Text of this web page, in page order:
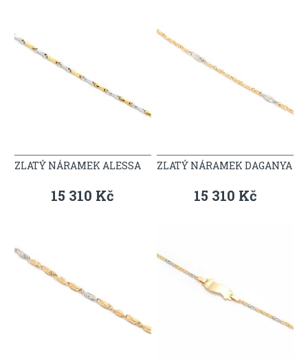
ZLATÝ NÁRAMEK ALESSA
15 310 Kč
ZLATÝ NÁRAMEK DAGANYA
15 310 Kč